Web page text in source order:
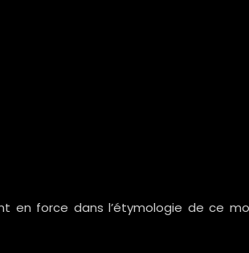
en force dans l’étymologie de ce